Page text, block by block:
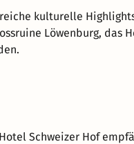
kulturelle
Löwenburg, das
Schweizer Hof